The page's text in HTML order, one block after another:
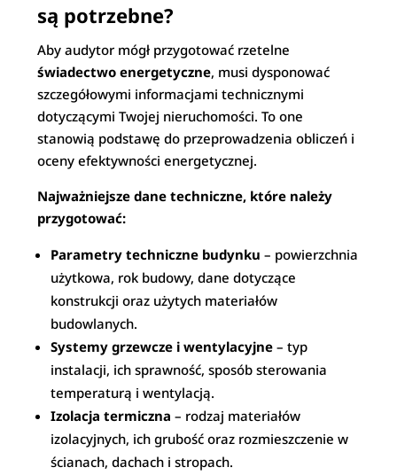
są potrzebne?
Aby audytor mógł przygotować rzetelne
świadectwo energetyczne, musi dysponować
szczegółowymi informacjami technicznymi
dotyczącymi Twojej nieruchomości. To one
stanowią podstawę do przeprowadzenia obliczeń i
oceny efektywności energetycznej.
Najważniejsze dane techniczne, które należy
przygotować:
Parametry techniczne budynku – powierzchnia
użytkowa, rok budowy, dane dotyczące
konstrukcji oraz użytych materiałów
budowlanych.
Systemy grzewcze i wentylacyjne – typ
instalacji, ich sprawność, sposób sterowania
temperaturą i wentylacją.
Izolacja termiczna – rodzaj materiałów
izolacyjnych, ich grubość oraz rozmieszczenie w
ścianach, dachach i stropach.